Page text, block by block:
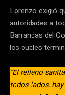
Lorenzo exigió
autoridades a
Barrancas del
los cuales
“El relleno
todos lados,